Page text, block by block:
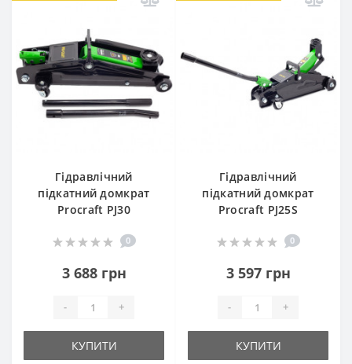
Гідравлічний
підкатний домкрат
Procraft PJ30
0
3 688 грн
- +
КУПИТИ
Гідравлічний
підкатний домкрат
Procraft PJ25S
0
3 597 грн
- +
КУПИТИ